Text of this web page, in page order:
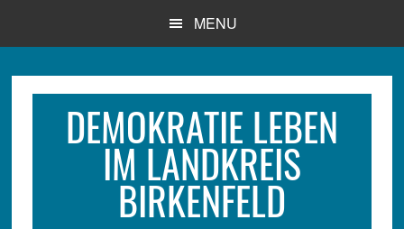
MENU
DEMOKRATIE LEBEN
IM LANDKREIS
BIRKENFELD